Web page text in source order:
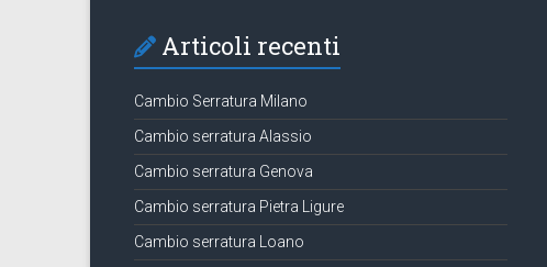
Articoli recenti
Cambio Serratura Milano
Cambio serratura Alassio
Cambio serratura Genova
Cambio serratura Pietra Ligure
Cambio serratura Loano